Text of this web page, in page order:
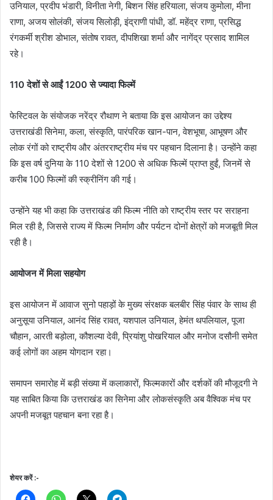
उनियाल, प्रदीप भंडारी, विनीता नेगी, बिशन सिंह हरियाला, संजय कुमोला, मीना
राणा, अजय सोलंकी, संजय सिलोड़ी, इंद्राणी पांधी, डॉ. महेंद्र राणा, प्रसिद्ध
रंगकर्मी श्रीश डोभाल, संतोष रावत, दीपशिखा शर्मा और नागेंद्र प्रसाद शामिल
रहे।
110 देशों से आईं 1200 से ज्यादा फिल्में
फेस्टिवल के संयोजक नरेंद्र रौथाण ने बताया कि इस आयोजन का उद्देश्य
उत्तराखंडी सिनेमा, कला, संस्कृति, पारंपरिक खान-पान, वेशभूषा, आभूषण और
लोक रंगों को राष्ट्रीय और अंतरराष्ट्रीय मंच पर पहचान दिलाना है। उन्होंने कहा
कि इस वर्ष दुनिया के 110 देशों से 1200 से अधिक फिल्में प्राप्त हुईं, जिनमें से
करीब 100 फिल्मों की स्क्रीनिंग की गई।
उन्होंने यह भी कहा कि उत्तराखंड की फिल्म नीति को राष्ट्रीय स्तर पर सराहना
मिल रही है, जिससे राज्य में फिल्म निर्माण और पर्यटन दोनों क्षेत्रों को मजबूती मिल
रही है।
आयोजन में मिला सहयोग
इस आयोजन में आवाज सुनो पहाड़ों के मुख्य संरक्षक बलबीर सिंह पंवार के साथ ही
अनुसूया उनियाल, आनंद सिंह रावत, यशपाल उनियाल, हेमंत थपलियाल, पूजा
चौहान, आरती बड़ोला, कौशल्या देवी, प्रियांशु पोखरियाल और मनोज दसौनी समेत
कई लोगों का अहम योगदान रहा।
समापन समारोह में बड़ी संख्या में कलाकारों, फिल्मकारों और दर्शकों की मौजूदगी ने
यह साबित किया कि उत्तराखंड का सिनेमा और लोकसंस्कृति अब वैश्विक मंच पर
अपनी मजबूत पहचान बना रहा है।
शेयर करें :-